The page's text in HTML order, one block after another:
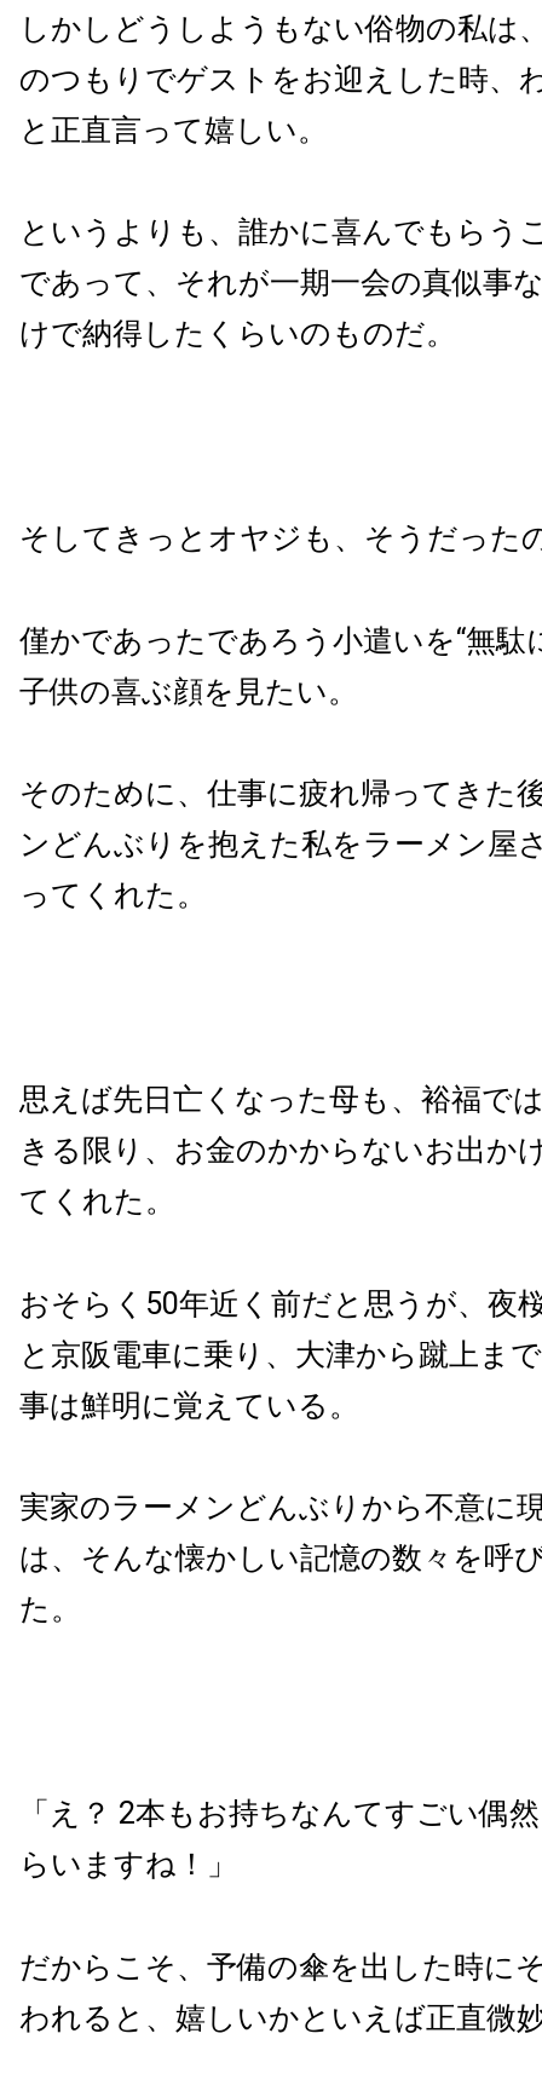
しかしどうしようもない俗物の私は
のつもりでゲストをお迎えした時、
と正直言って嬉しい。
というよりも、誰かに喜んでもらう
であって、それが一期一会の真似事
けで納得したくらいのものだ。
そしてきっとオヤジも、そうだった
僅かであったであろう小遣いを“無駄
子供の喜ぶ顔を見たい。
そのために、仕事に疲れ帰ってきた
ンどんぶりを抱えた私をラーメン屋
ってくれた。
思えば先日亡くなった母も、裕福で
きる限り、お金のかからないお出か
てくれた。
おそらく50年近く前だと思うが、夜
と京阪電車に乗り、大津から蹴上ま
事は鮮明に覚えている。
実家のラーメンどんぶりから不意に
は、そんな懐かしい記憶の数々を呼
た。
「え？ 2本もお持ちなんてすごい偶
らいますね！」
だからこそ、予備の傘を出した時に
われると、嬉しいかといえば正直微